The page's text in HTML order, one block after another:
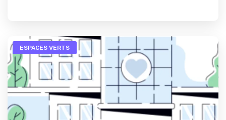
ESPACES VERTS